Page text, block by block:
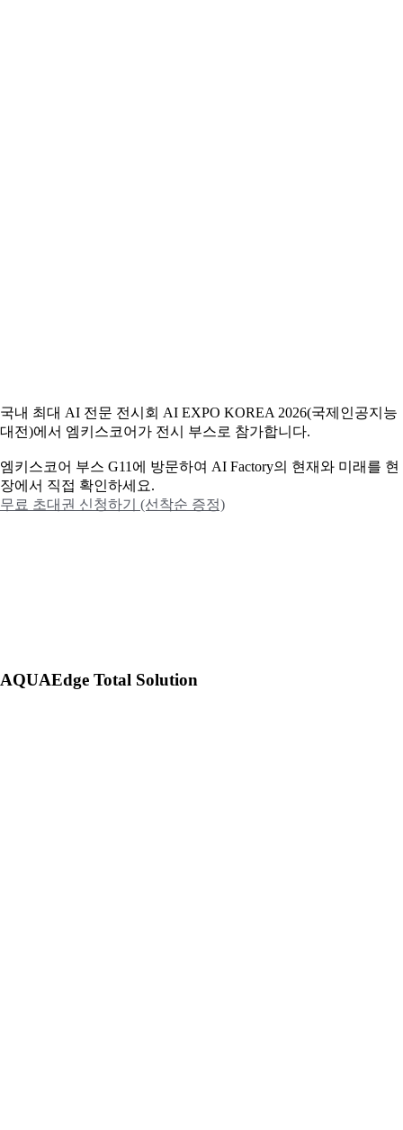
국내 최대 AI 전문 전시회 AI EXPO KOREA 2026(국제인공지능
대전)에서 엠키스코어가 전시 부스로 참가합니다.
엠키스코어 부스 G11에 방문하여 AI Factory의 현재와 미래를 현
장에서 직접 확인하세요.
무료 초대권 신청하기 (선착순 증정)
AQUAEdge Total Solution